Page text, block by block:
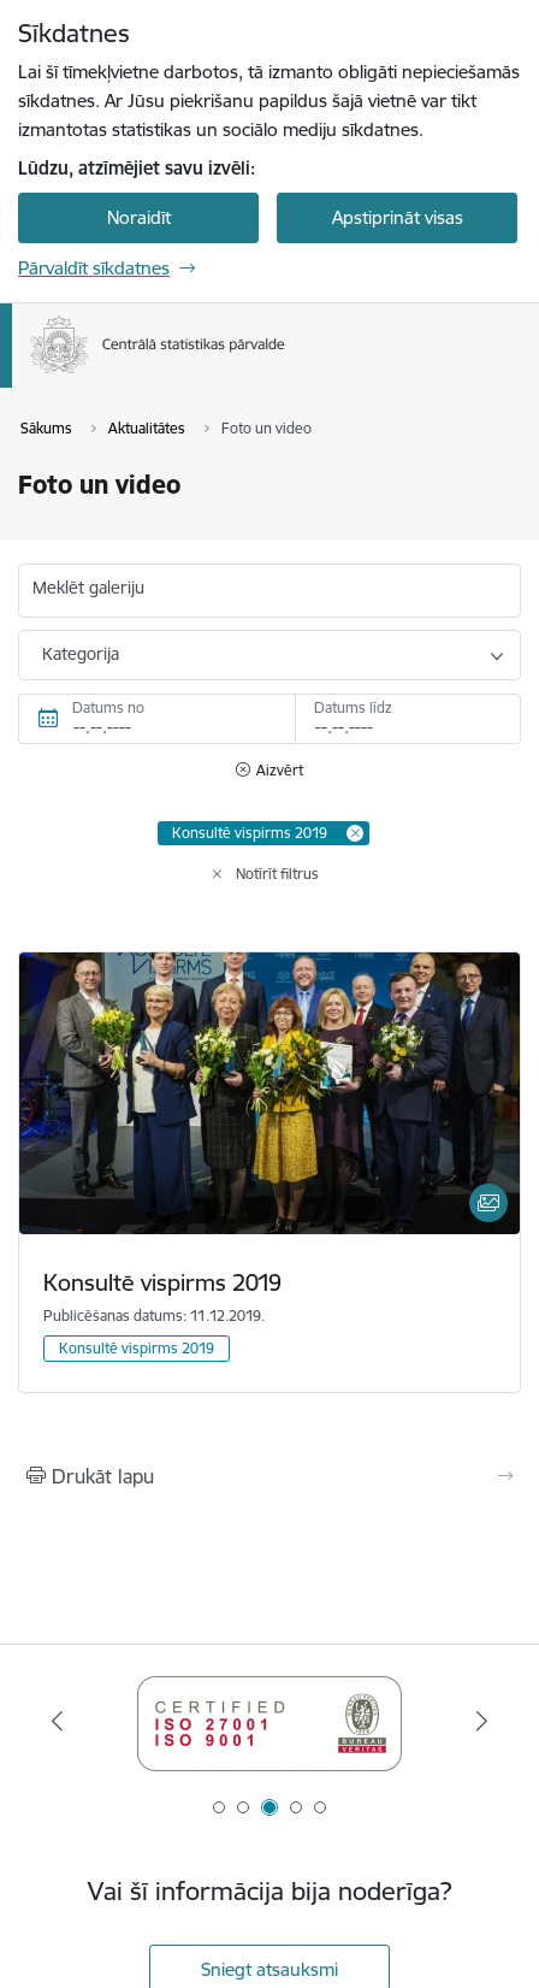
Sīkdatnes
Lai šī tīmekļvietne darbotos, tā izmanto obligāti nepieciešamās
sīkdatnes. Ar Jūsu piekrišanu papildus šajā vietnē var tikt
izmantotas statistikas un sociālo mediju sīkdatnes.
Lūdzu, atzīmējiet savu izvēli:
Noraidīt Apstiprināt visas
Pārvaldīt sīkdatnes
Sākums Aktualitātes Foto un video
Foto un video
Meklēt galeriju
Kategorija
Datums no Datums līdz
Aizvērt
Konsultē vispirms 2019
Notīrīt filtrus
Konsultē vispirms 2019
Publicēšanas datums: 11.12.2019.
Konsultē vispirms 2019
Drukāt lapu
Vai šī informācija bija noderīga?
Sniegt atsauksmi